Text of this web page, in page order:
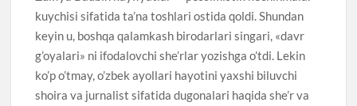
kuychisi sifatida ta’na toshlari ostida qoldi. Shundan
keyin u, boshqa qalamkash birodarlari singari, «davr
g’oyalari» ni ifodalovchi she’rlar yozishga o’tdi. Lekin
ko’p o’tmay, o’zbek ayollari hayotini yaxshi biluvchi
shoira va jurnalist sifatida dugonalari haqida she’r va